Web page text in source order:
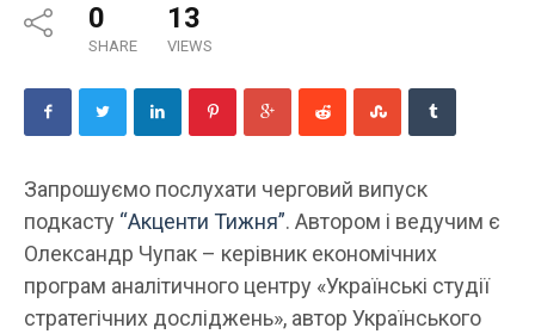
0
SHARE
13
VIEWS
Запрошуємо послухати черговий випуск
подкасту “Акценти Тижня”. Автором і ведучим є
Олександр Чупак – керівник економічних
програм аналітичного центру «Українські студії
стратегічних досліджень», автор Українського